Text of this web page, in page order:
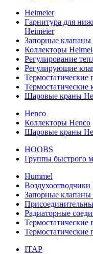
Heimeier
Гарнитура для
Heimeier
Запорные клапаны
Коллекторы
Регулирование
Регулирующие
Термостатические
Термостатические
Шаровые краны
Henco
Коллекторы Henco
Шаровые краны
HOOBS
Группы быстрого
Hummel
Воздухоотводчики
Запорные клапаны
Радиаторные
Термостатические
Термостатические
ITAP